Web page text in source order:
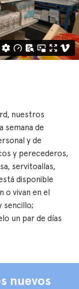
nuestros
semana de
y de
y perecederos,
servitoallas,
disponible
o vivan en el
sencillo;
un par de días
nuevos